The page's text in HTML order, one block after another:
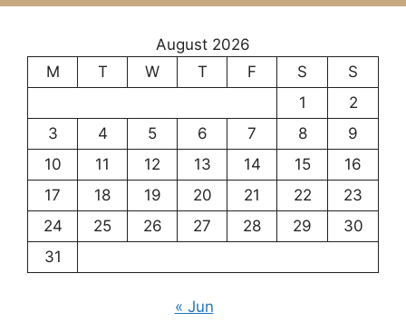
August 2026
M
T W T F S
S
1
2
3
4 5 6 7 8
9
10
11 12 13 14 15
16
17
18 19 20 21 22
23
24
25 26 27 28 29
30
31
« Jun